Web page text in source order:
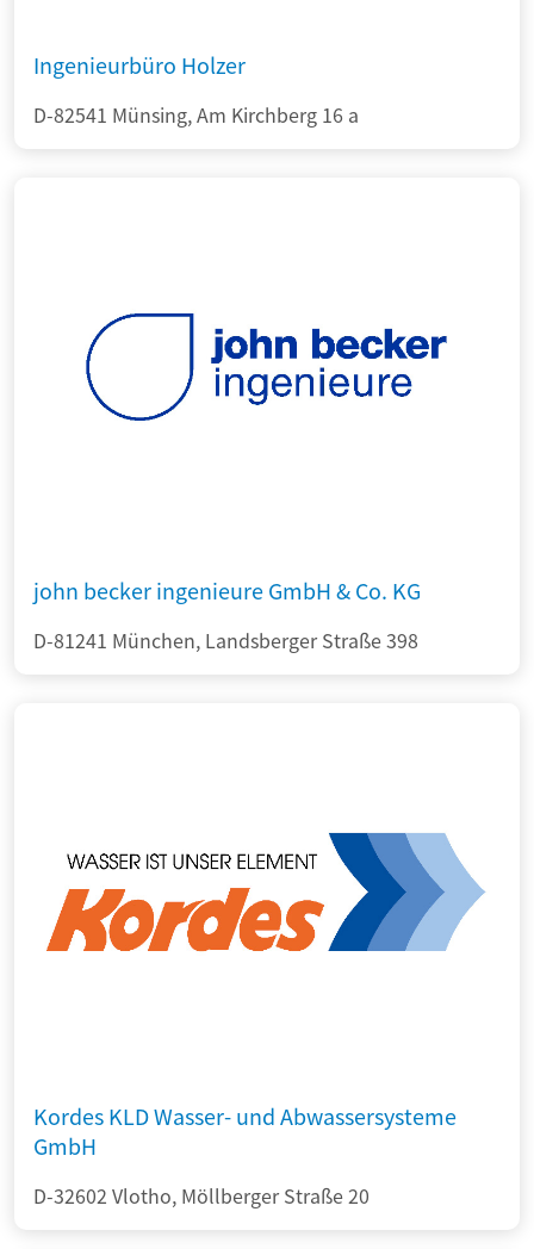
Ingenieurbüro Holzer
D-82541 Münsing, Am Kirchberg 16 a
john becker ingenieure GmbH & Co. KG
D-81241 München, Landsberger Straße 398
Kordes KLD Wasser- und Abwassersysteme
GmbH
D-32602 Vlotho, Möllberger Straße 20